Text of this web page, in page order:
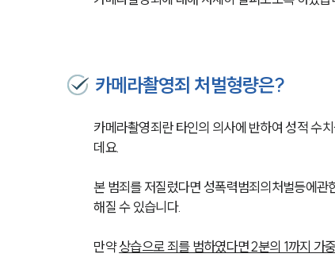
카메라촬영죄 처벌형량은?
카메라촬영죄란 타인의 의사에 반하여 성적 수
데요.
본 범죄를 저질렀다면 성폭력범죄의처벌등에관
해질 수 있습니다.
만약 상습으로 죄를 범하였다면 2분의 1까지 가